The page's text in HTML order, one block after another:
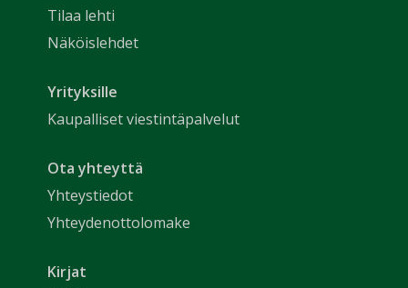
Tilaa lehti
Näköislehdet
Yrityksille
Kaupalliset viestintäpalvelut
Ota yhteyttä
Yhteystiedot
Yhteydenottolomake
Kirjat